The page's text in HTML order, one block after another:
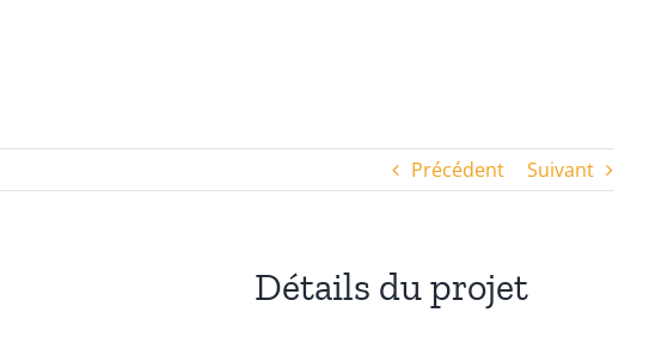
Précédent Suivant
Détails du projet